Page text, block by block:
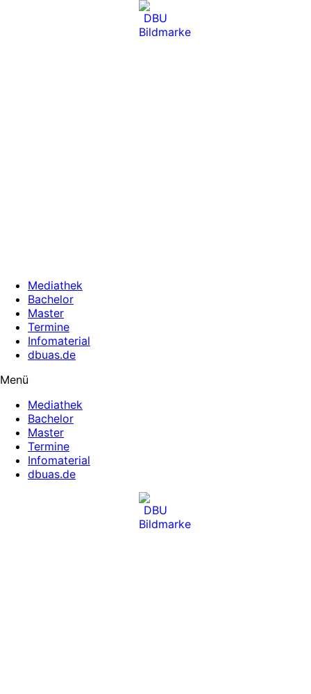
Mediathek
Bachelor
Master
Termine
Infomaterial
dbuas.de
Menü
Mediathek
Bachelor
Master
Termine
Infomaterial
dbuas.de